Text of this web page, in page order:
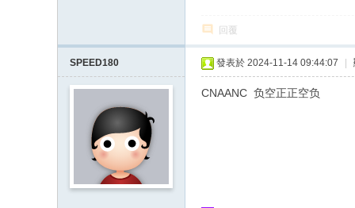
回覆
SPEED180 發表於 2024-11-14 09:44:07
CNAANC 负空正正空负